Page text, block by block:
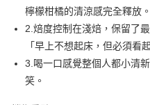
常溫-付款後全家取貨
免運費
檸檬柑橘的清涼感完全釋放。
2.焙度控制在淺焙，保留了
「早上不想起床，但必須看
3.喝一口感覺整個人都小清
笑。